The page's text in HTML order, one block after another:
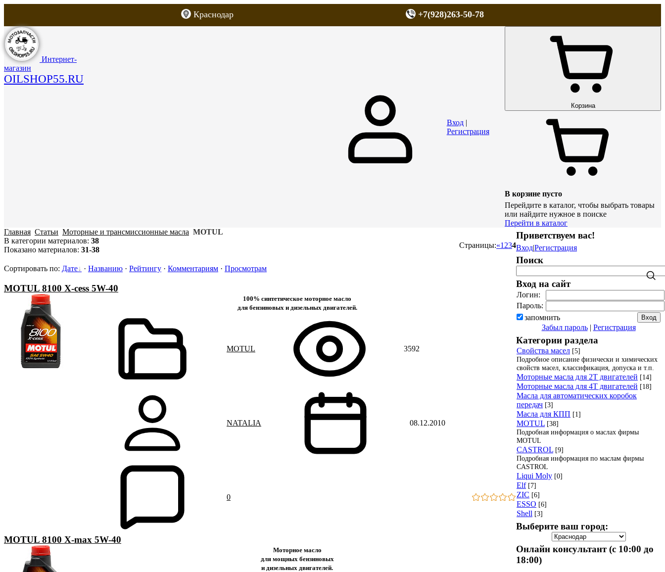
Краснодар +7(928)263-50-78
Интернет-
магазин
OILSHOP55.RU
ДОСТАВКА
Вход|
Регистрация
Корзина
В корзине пусто
Перейдите в каталог, чтобы выбрать товары
или найдите нужное в поиске
Перейти в каталог
Главная Статьи Моторные и трансмиссионные масла MOTUL
В категории материалов: 38
Показано материалов: 31-38
Страницы:«1 234
Сортировать по: Дате · Названию · Рейтингу · Комментариям · Просмотрам
MOTUL 8100 X-cess 5W-40
100% синтетическое моторное масло
для бензиновых и дизельных двигателей.
MOTUL 3592
NATALIA 08.12.2010
0
MOTUL 8100 X-max 5W-40
Моторное масло
для мощных бензиновых
и дизельных двигателей.
Приветствуем вас!
Вход|Регистрация
Поиск
Вход на сайт
Логин:
Пароль:
запомнить
Забыл пароль| Регистрация
Категории раздела
Свойства масел [5]
Подробное описание физически и химических
свойств масел, классификация, допуска и т.п.
Моторные масла для 2Т двигателей [14]
Моторные масла для 4Т двигателей [18]
Масла для автоматических коробок
передач [3]
Масла для КПП [1]
MOTUL [38]
Подробная информация о маслах фирмы
MOTUL
CASTROL [9]
Подробная информация по маслам фирмы
CASTROL
Liqui Moly [0]
Elf [7]
ZIC [6]
ESSO [6]
Shell [3]
Выберите ваш город:
Онлайн консультант (с 10:00 до
18:00)